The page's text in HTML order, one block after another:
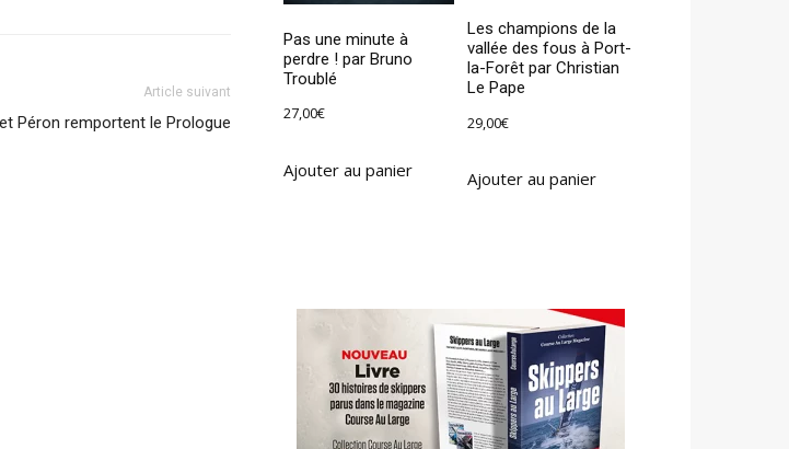
Article suivant
Péron remportent le Prologue
Pas une minute à
perdre ! par Bruno
Troublé
27,00€
Ajouter au panier
Les champions de la
vallée des fous à Port-
la-Forêt par Christian
Le Pape
29,00€
Ajouter au panier